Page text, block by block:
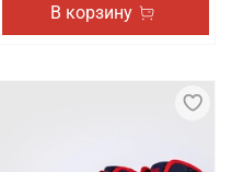
В корзину